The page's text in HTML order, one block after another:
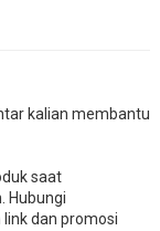
kalian membantu
saat
Hubungi
dan promosi